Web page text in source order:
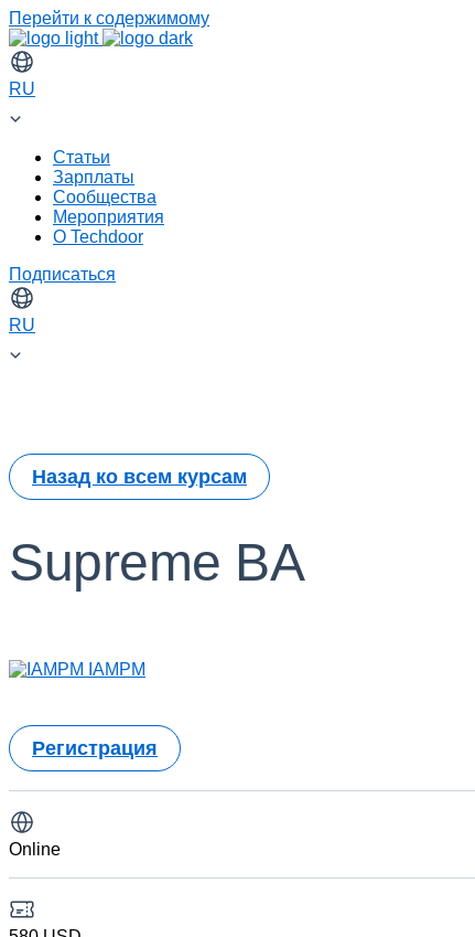
Перейти к содержимому
RU
Статьи
Зарплаты
Сообщества
Мероприятия
О Techdoor
Подписаться
RU
Назад ко всем курсам
Supreme BA
IAMPM
Регистрация
Online